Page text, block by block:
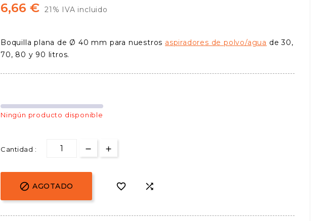
6,66 € 21% IVA incluido
Boquilla plana de Ø 40 mm para nuestros aspiradores de polvo/agua de 30,
70, 80 y 90 litros.
Ningún producto disponible
Cantidad :
 AGOTADO  